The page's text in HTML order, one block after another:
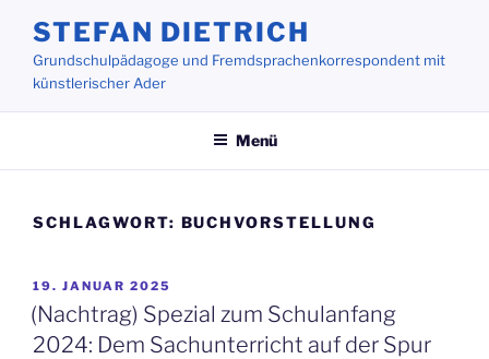
Inhalt
springen
STEFAN DIETRICH
Grundschulpädagoge und Fremdsprachenkorrespondent mit
künstlerischer Ader
Menü
SCHLAGWORT: BUCHVORSTELLUNG
VERÖFFENTLICHT
AM
19. JANUAR 2025
(Nachtrag) Spezial zum Schulanfang
2024: Dem Sachunterricht auf der Spur